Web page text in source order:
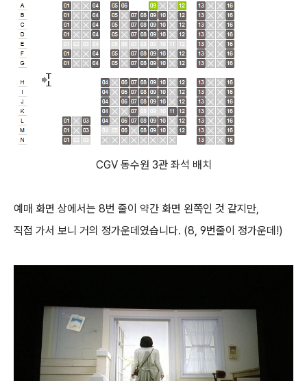
CGV 동수원 3관 좌석 배치
예매 화면 상에서는 8번 줄이 약간 화면 왼쪽인 것 같지만,
직접 가서 보니 거의 정가운데였습니다. (8, 9번줄이 정가운데!)